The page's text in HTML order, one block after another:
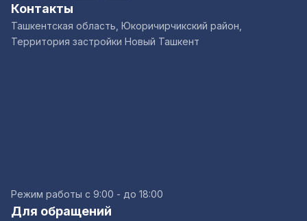
Контакты
Ташкентская область, Юкоричирчикский район,
Территория застройки Новый Ташкент
Режим работы с 9:00 - до 18:00
Для обращений